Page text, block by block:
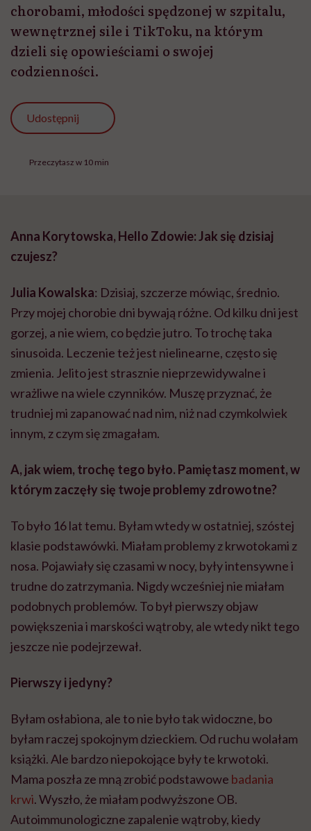
chorobami, młodości spędzonej w szpitalu,
wewnętrznej sile i TikToku, na którym
dzieli się opowieściami o swojej
codzienności.
Udostępnij
Przeczytasz w 10 min
Anna Korytowska, Hello Zdowie:Jak się dzisiaj
czujesz?
Julia Kowalska: Dzisiaj, szczerze mówiąc, średnio.
Przy mojej chorobie dni bywają różne. Od kilku dni jest
gorzej, a nie wiem, co będzie jutro. To trochę taka
sinusoida. Leczenie też jest nielinearne, często się
zmienia. Jelito jest strasznie nieprzewidywalne i
wrażliwe na wiele czynników. Muszę przyznać, że
trudniej mi zapanować nad nim, niż nad czymkolwiek
innym, z czym się zmagałam.
A, jak wiem, trochę tego było. Pamiętasz moment, w
którym zaczęły się twoje problemy zdrowotne?
To było 16 lat temu. Byłam wtedy w ostatniej, szóstej
klasie podstawówki. Miałam problemy z krwotokami z
nosa. Pojawiały się czasami w nocy, były intensywne i
trudne do zatrzymania. Nigdy wcześniej nie miałam
podobnych problemów. To był pierwszy objaw
powiększenia i marskości wątroby, ale wtedy nikt tego
jeszcze nie podejrzewał.
Pierwszy i jedyny?
Byłam osłabiona, ale to nie było tak widoczne, bo
byłam raczej spokojnym dzieckiem. Od ruchu wolałam
książki. Ale bardzo niepokojące były te krwotoki.
Mama poszła ze mną zrobić podstawowe badania
krwi. Wyszło, że miałam podwyższone OB.
Autoimmunologiczne zapalenie wątroby, kiedy